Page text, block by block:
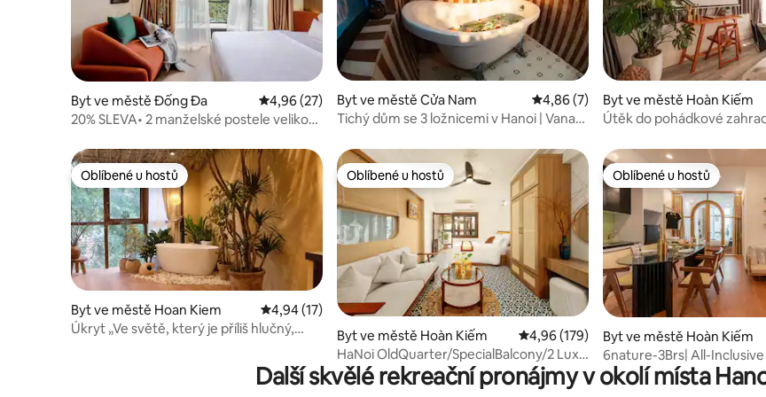
Byt ve městě Đống Đa Průměrné hodnocení 4,96 z 5, 27 hodnocení
4,96 (27)
20% SLEVA• 2 manželské postele velikosti
Byt ve městě Cửa Nam Průměrné hodnocení 4,86 z 5, 7
4,86 (7)
Tichý dům se 3 ložnicemi v Hanoi | Vana
Byt ve městě Hoàn Kiếm
Útěk do pohádkové
Oblíbené u hostů
Oblíbené u hostů
Byt ve městě Hoan Kiem Průměrné hodnocení 4,94 z 5, 17 hodnocení
4,94 (17)
Úkryt „Ve světě, který je příliš hlučný,
Oblíbené u hostů
Oblíbené u hostů
Byt ve městě Hoàn Kiếm Průměrné hodnocení 4,96 z 5, 179
4,96 (179)
HaNoi OldQuarter/SpecialBalcony/2 Lux
Br/ZeitHome
Oblíbené u hostů
Oblíbené u hostů
Byt ve městě Hoàn Kiếm
6nature-3Brs| All-
Stará čtvrť
Další skvělé rekreační pronájmy v okolí místa